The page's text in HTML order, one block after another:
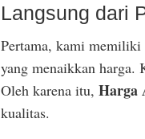
Langsung dari
Pertama, kami memiliki
yang menaikkan harga.
Oleh karena itu, Harga
kualitas.